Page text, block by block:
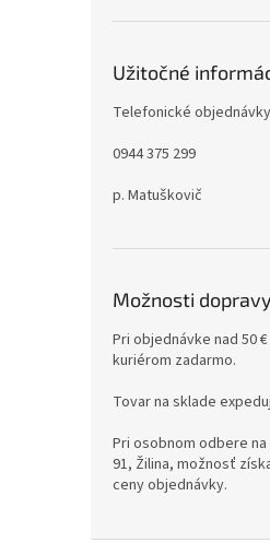
Užitočné
Telefonické objednávky
0944 375 299
p. Matuškovič
Možnosti dopravy
Pri objednávke nad 50
kuriérom zadarmo.
Tovar na sklade
Pri osobnom odbere na
91, Žilina, možnosť
ceny objednávky.